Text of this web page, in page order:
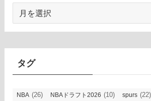
カ
タグ
NBA (26) NBAドラフト2026 (10) spurs (22)